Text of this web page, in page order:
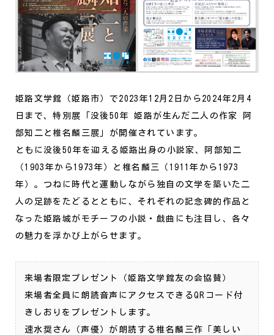
姫路文学館（姫路市）で2023年12月2日から2024年2月4
日まで、特別展「没後50年 姫路が生んだ二人の作家 阿
部知二と椎名麟三展」が開催されています。
ともに没後50年を迎える姫路出身の小説家、阿部知二
（1903年から1973年）と椎名麟三（1911年から1973
年）。つねに時代と運動しながら独自の文学を築いた二
人の足跡をたどるとともに、それぞれの記念碑的作品と
なった姫路城がモチーフの小説・戯曲にも注目し、各々
の魅力を浮かび上がらせます。
来場者限定プレゼント（姫路文学館友の会協賛）
来場者全員に朗読音声にアクセスできるQRコード付
きしおりをプレゼントします。
速水奨さん（声優）が朗読する椎名麟三作「美しい